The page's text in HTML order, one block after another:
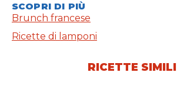
SCOPRI DI PIÙ
Brunch francese
Ricette di lamponi
RICETTE SIMILI